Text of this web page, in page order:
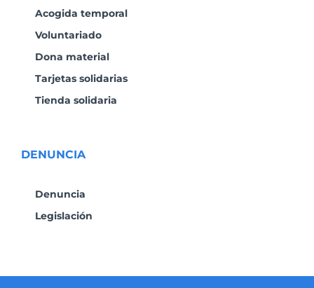
Acogida temporal
Voluntariado
Dona material
Tarjetas solidarias
Tienda solidaria
DENUNCIA
Denuncia
Legislación